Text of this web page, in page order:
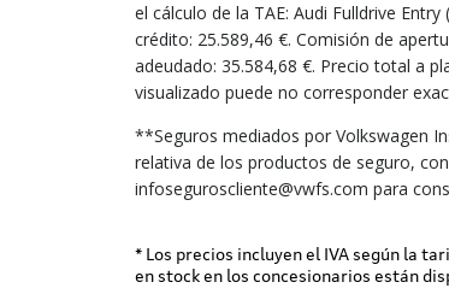
el cálculo de la TAE: Audi Fulldrive
crédito: 25.589,46 €. Comisión de
adeudado: 35.584,68 €. Precio total a
visualizado puede no corresponder
**Seguros mediados por Volkswagen
relativa de los productos de seguro,
infoseguroscliente@vwfs.com para
* Los precios incluyen el IVA según la
en stock en los concesionarios están